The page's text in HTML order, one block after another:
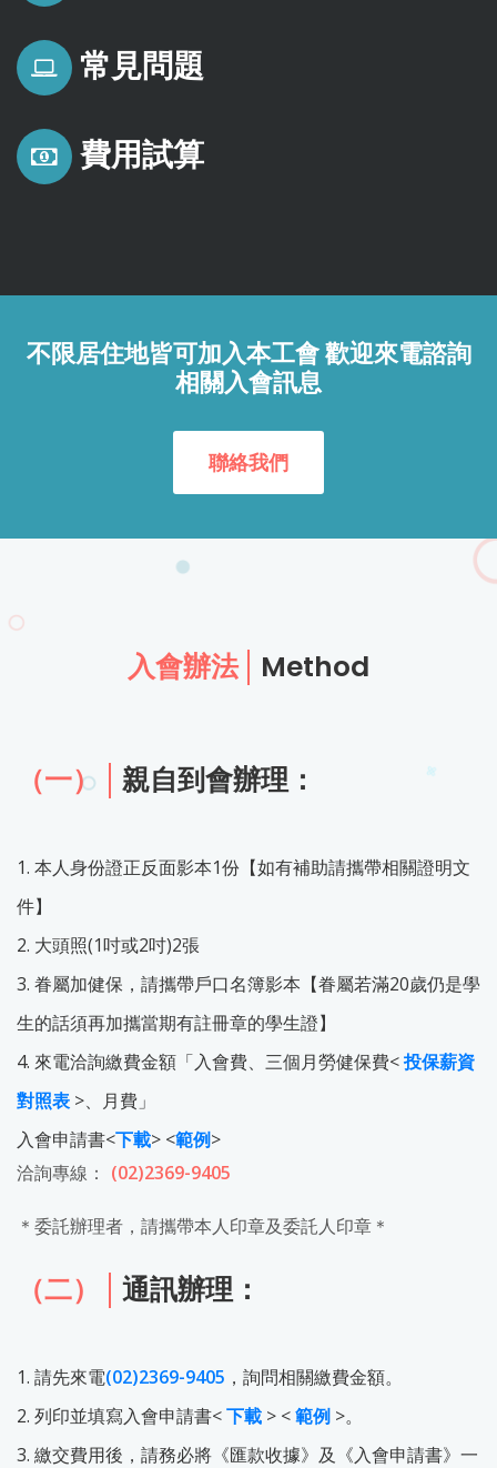
常見問題
費用試算
不限居住地皆可加入本工會 歡迎來電諮詢
相關入會訊息
聯絡我們
入會辦法 Method
（一） 親自到會辦理：
1. 本人身份證正反面影本1份【如有補助請攜帶相關證明文
件】
2. 大頭照(1吋或2吋)2張
3. 眷屬加健保，請攜帶戶口名簿影本【眷屬若滿20歲仍是學
生的話須再加攜當期有註冊章的學生證】
4. 來電洽詢繳費金額「入會費、三個月勞健保費<投保薪資
對照表 >、月費」
入會申請書<下載> <範例>
洽詢專線： (02)2369-9405
＊委託辦理者，請攜帶本人印章及委託人印章＊
（二） 通訊辦理：
1. 請先來電(02)2369-9405 ，詢問相關繳費金額。
2. 列印並填寫入會申請書<下載 > <範例 >。
3. 繳交費用後，請務必將《匯款收據》及《入會申請書》一